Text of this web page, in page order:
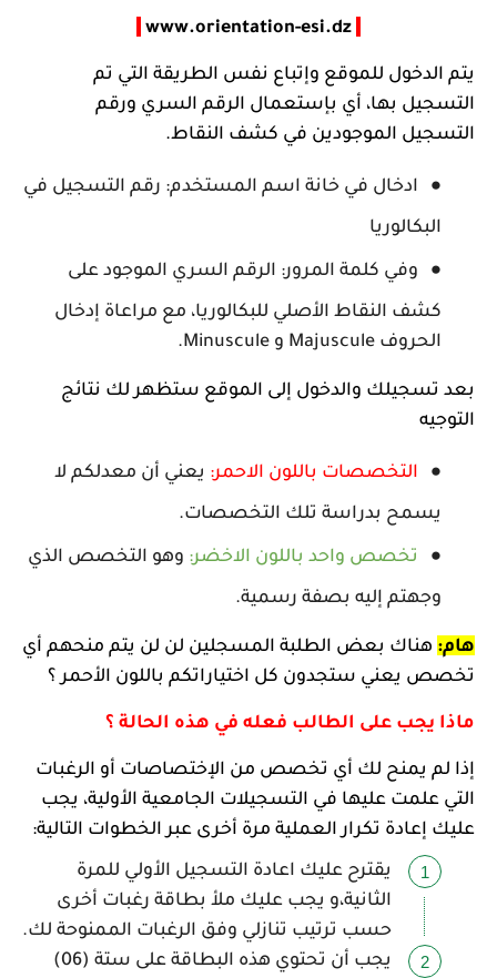
www.orientation-esi.dz
يتم الدخول للموقع وإتباع نفس الطريقة التي تم
التسجيل بها، أي بإستعمال الرقم السري ورقم
التسجيل الموجودين في كشف النقاط.
ادخال في خانة اسم المستخدم: رقم التسجيل في
البكالوريا
وفي كلمة المرور: الرقم السري الموجود على
كشف النقاط الأصلي للبكالوريا، مع مراعاة إدخال
الحروف Majuscule و Minuscule.
بعد تسجيلك والدخول إلى الموقع ستظهر لك نتائج
التوجيه
التخصصات باللون الاحمر: يعني أن معدلكم لا
يسمح بدراسة تلك التخصصات.
تخصص واحد باللون الاخضر: وهو التخصص الذي
وجهتم إليه بصفة رسمية.
هام: هناك بعض الطلبة المسجلين لن لن يتم منحهم أي
تخصص يعني ستجدون كل اختياراتكم باللون الأحمر ؟
ماذا يجب على الطالب فعله في هذه الحالة ؟
إذا لم يمنح لك أي تخصص من الإختصاصات أو الرغبات
التي علمت عليها في التسجيلات الجامعية الأولية، يجب
عليك إعادة تكرار العملية مرة أخرى عبر الخطوات التالية:
يقترح عليك اعادة التسجيل الأولي للمرة
الثانية،و يجب عليك ملأ بطاقة رغبات أخرى
حسب ترتيب تنازلي وفق الرغبات الممنوحة لك.
يجب أن تحتوي هذه البطاقة على ستة (06)